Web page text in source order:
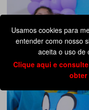
Usamos cookies para
entender como nosso
aceita o uso de
Clique aqui e
obter